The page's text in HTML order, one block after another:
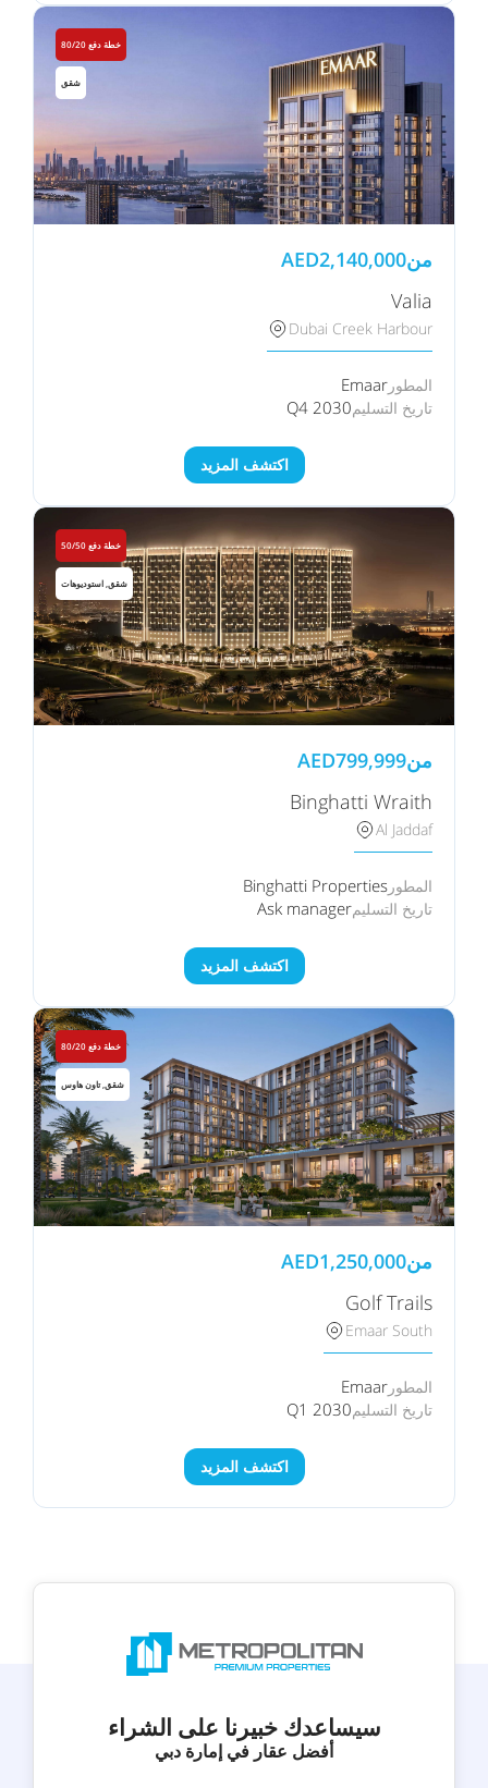
خطة دفع 80/20
شقق
من AED2,140,000
Valia
Dubai Creek Harbour
المطور Emaar
تاريخ التسليمQ4 2030
اكتشف المزيد
خطة دفع 50/50
شقق, استوديوهات
من AED799,999
Binghatti Wraith
Al Jaddaf
المطور Binghatti Properties
تاريخ التسليمAsk manager
اكتشف المزيد
خطة دفع 80/20
شقق, تاون هاوس
من AED1,250,000
Golf Trails
Emaar South
المطور Emaar
تاريخ التسليمQ1 2030
اكتشف المزيد
سيساعدك خبيرنا على الشراء
أفضل عقار في إمارة دبي